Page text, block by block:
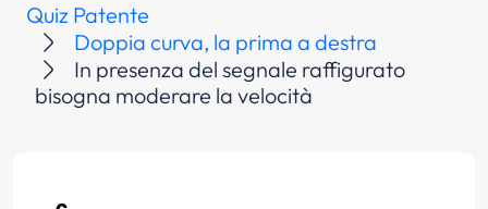
Quiz Patente
Doppia curva, la prima a destra
In presenza del segnale raffigurato
bisogna moderare la velocità